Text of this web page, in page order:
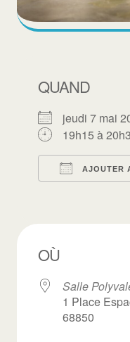
QUAND
jeudi 7 mai
19h15 à
AJOUTER
OÙ
Salle
1 Place
68850